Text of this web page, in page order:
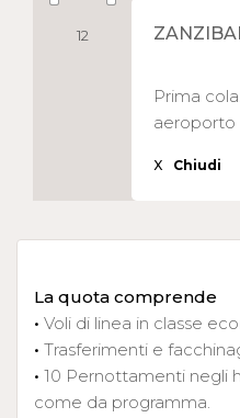
12
Prima
aeroporto
X Chiudi
La quota comprende
• Voli di linea in classe
• Trasferimenti e
• 10 Pernottamenti negli
come da programma.